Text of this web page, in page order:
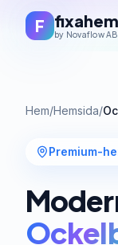
F by Novaflow AB
Hem/Hemsida/
Premium-